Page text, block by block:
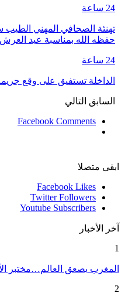
24 ساعة
تهنئة الصحافي المهني
حفظه الله بمناسبة عيد
24 ساعة
الداخلة تستفيق على وقع
السابق التالي
Facebook Comments
ابقى متصلا
Facebook Likes
Twitter Followers
Youtube Subscribers
آخر الأخبار
1
المغرب يصعق العالم…مختبر
2